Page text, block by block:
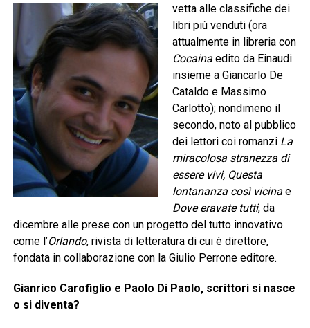
vetta alle classifiche dei
libri più venduti (ora
attualmente in libreria con
Cocaina edito da Einaudi
insieme a Giancarlo De
Cataldo e Massimo
Carlotto); nondimeno il
secondo, noto al pubblico
dei lettori coi romanzi La
miracolosa stranezza di
essere vivi, Questa
lontananza così vicina e
Dove eravate tutti, da
dicembre alle prese con un progetto del tutto innovativo
come l’Orlando, rivista di letteratura di cui è direttore,
fondata in collaborazione con la Giulio Perrone editore.
Gianrico Carofiglio e Paolo Di Paolo, scrittori si nasce
o si diventa?